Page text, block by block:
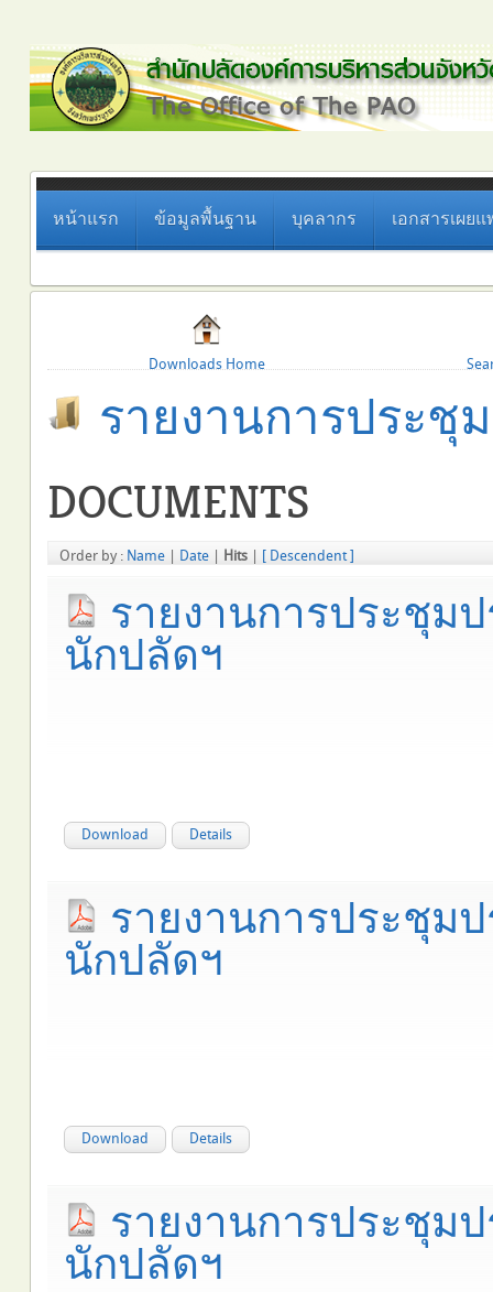
หน้าแรก ข้อมูลพื้นฐาน บุคลากร เอกสารเผยแ
Downloads Home
รายงานการประชุ
DOCUMENTS
Order by : Name Date Hits [ Descendent ]
รายงานการประชุม
นักปลัดฯ
Download Details
รายงานการประชุม
นักปลัดฯ
Download Details
รายงานการประชุม
นักปลัดฯ